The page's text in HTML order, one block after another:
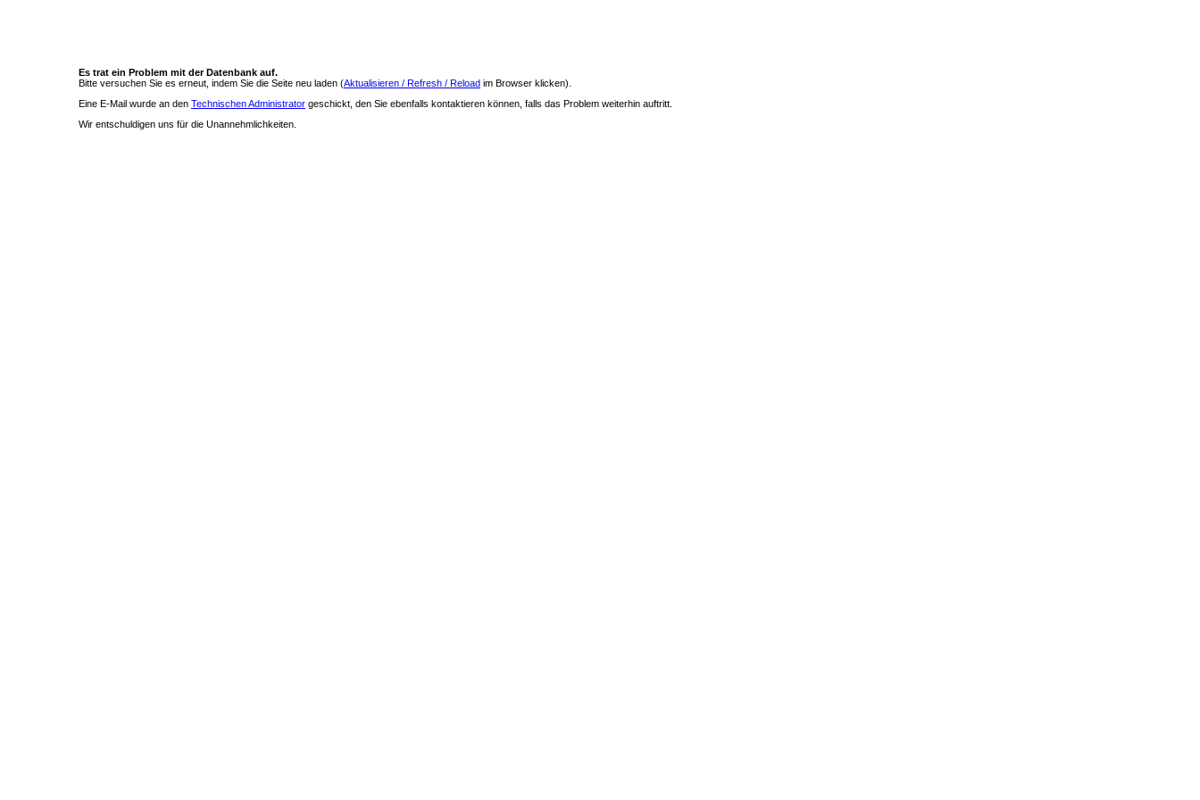
Es trat ein Problem mit der Datenbank auf.
Bitte versuchen Sie es erneut, indem Sie die Seite neu laden (Aktualisieren / Refresh / Reload im Browser klicken).
Eine E-Mail wurde an den Technischen Administrator geschickt, den Sie ebenfalls kontaktieren können, falls das Problem weiterhin auftritt.
Wir entschuldigen uns für die Unannehmlichkeiten.